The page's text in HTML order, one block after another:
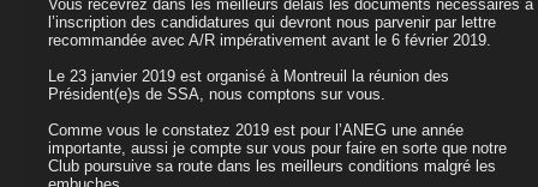
Vous recevrez dans les meilleurs délais les documents nécessaires à
l’inscription des candidatures qui devront nous parvenir par lettre
recommandée avec A/R impérativement avant le 6 février 2019.
Le 23 janvier 2019 est organisé à Montreuil la réunion des
Président(e)s de SSA, nous comptons sur vous.
Comme vous le constatez 2019 est pour l’ANEG une année
importante, aussi je compte sur vous pour faire en sorte que notre
Club poursuive sa route dans les meilleurs conditions malgré les